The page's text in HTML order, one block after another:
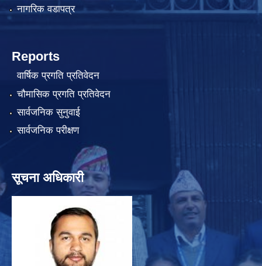
नागरिक वडापत्र
Reports
वार्षिक प्रगति प्रतिवेदन
चौमासिक प्रगति प्रतिवेदन
सार्वजनिक सुनुवाई
सार्वजनिक परीक्षण
सूचना अधिकारी